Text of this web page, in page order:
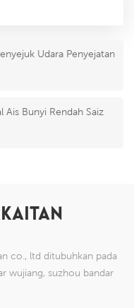
Udara Penyejatan
Ais Bunyi Rendah Saiz
co., ltd ditubuhkan pada
wujiang, suzhou bandar